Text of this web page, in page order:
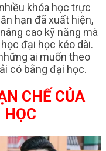
khóa học trực
hạn đã xuất hiện,
cao kỹ năng mà
đại học kéo dài.
ai muốn theo
có bằng đại học.
CHẾ CỦA
HỌC